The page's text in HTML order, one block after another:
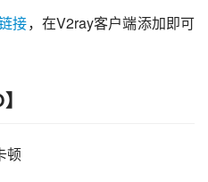
接，在V2ray客户端添加即可
顿